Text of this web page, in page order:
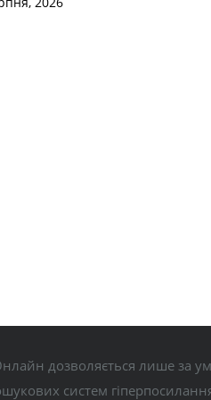
дозволяється лише за
систем